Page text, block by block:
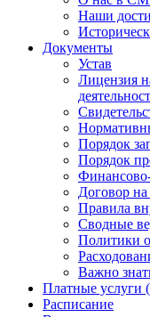
Наши
Документы
Устав
Лицензия
Порядок
Порядок
Финансово-
Договор на
Правила
Сводные
Политики
Важно
Платные услуги
Расписание